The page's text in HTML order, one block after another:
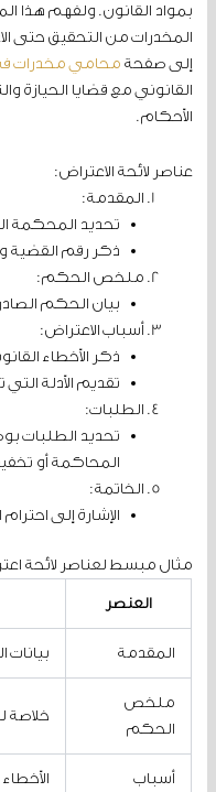
بمواد القانون. ولفهم هذا
المخدرات من التحقيق حتى
إلى صفحةمحامي مخدرات
القانوني مع قضايا الحيازة
الأحكام.
عناصر لائحة الاعتراض:
المقدمة:
تحديد المحكمة
ذكر رقم القضية
ملخص الحكم:
بيان الحكم
أسباب الاعتراض:
ذكر الأخطاء
تقديم الأدلة
الطلبات:
تحديد الطلبات
المحاكمة أو
الخاتمة:
الإشارة إلى
مثال مبسط لعناصر لائحة
العنصر
المقدمة
ملخص
الحكم
خلاصة
أسباب